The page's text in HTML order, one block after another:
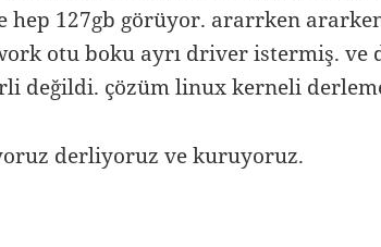
hep 127gb görüyor. ararrken
otu boku ayrı driver istermiş. ve
değildi. çözüm linux kerneli
derliyoruz ve kuruyoruz.